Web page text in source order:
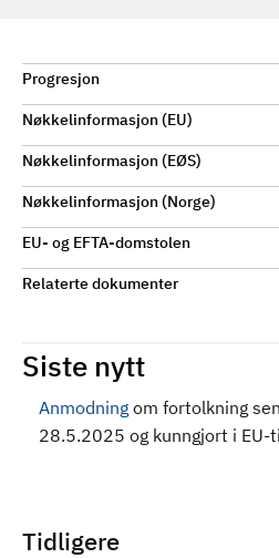
Progresjon
Nøkkelinformasjon (EU)
Nøkkelinformasjon (EØS)
Nøkkelinformasjon (Norge)
EU- og EFTA-domstolen
Relaterte dokumenter
Siste nytt
Anmodning om fortolkning
28.5.2025 og kunngjort i
Tidligere